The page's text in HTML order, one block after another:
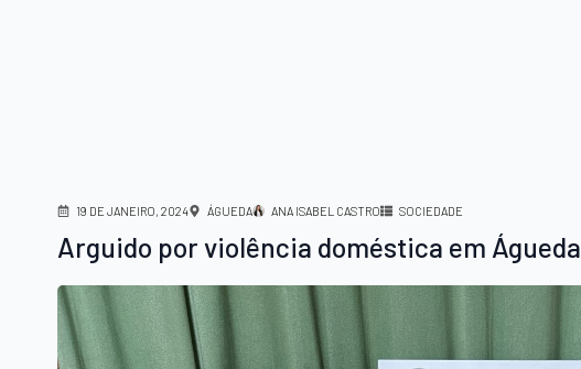
19 DE JANEIRO, 2024 ÁGUEDA ANA ISABEL CASTRO SOCIEDADE
Arguido por violência doméstica em Águeda